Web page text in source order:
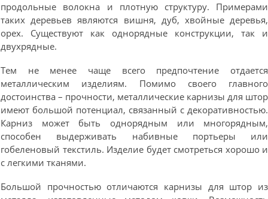
продольные волокна и плотную структуру. Примерами
таких деревьев являются вишня, дуб, хвойные деревья,
орех. Существуют как однорядные конструкции, так и
двухрядные.
Тем не менее чаще всего предпочтение отдается
металлическим изделиям. Помимо своего главного
достоинства – прочности, металлические карнизы для штор
имеют большой потенциал, связанный с декоративностью.
Карниз может быть однорядным или многорядным,
способен выдерживать набивные портьеры или
гобеленовый текстиль. Изделие будет смотреться хорошо и
с легкими тканями.
Большой прочностью отличаются карнизы для штор из